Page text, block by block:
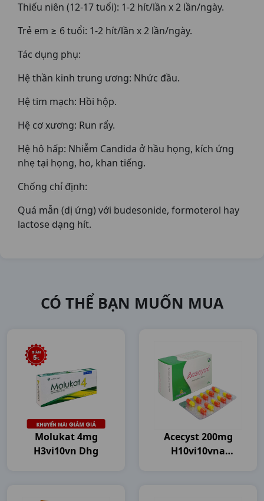
Thiếu niên (12-17 tuổi): 1-2 hít/lần x 2 lần/ngày.
Trẻ em ≥ 6 tuổi: 1-2 hít/lần x 2 lần/ngày.
Tác dụng phụ:
Hệ thần kinh trung ương: Nhức đầu.
Hệ tim mạch: Hồi hộp.
Hệ cơ xương: Run rẩy.
Hệ hô hấp: Nhiễm Candida ở hầu họng, kích ứng
nhẹ tại họng, ho, khan tiếng.
Chống chỉ định:
Quá mẫn (dị ứng) với budesonide, formoterol hay
lactose dạng hít.
CÓ THỂ BẠN MUỐN MUA
Molukat 4mg
H3vi10vn Dhg
Acecyst 200mg
H10vi10vna